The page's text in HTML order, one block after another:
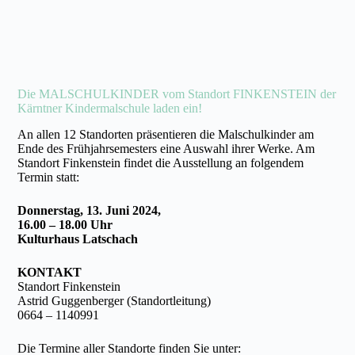
Die MALSCHULKINDER vom Standort FINKENSTEIN der
Kärntner Kindermalschule laden ein!
An allen 12 Standorten präsentieren die Malschulkinder am
Ende des Frühjahrsemesters eine Auswahl ihrer Werke. Am
Standort Finkenstein findet die Ausstellung an folgendem
Termin statt:
Donnerstag, 13. Juni 2024,
16.00 – 18.00 Uhr
Kulturhaus Latschach
KONTAKT
Standort Finkenstein
Astrid Guggenberger (Standortleitung)
0664 – 1140991
Die Termine aller Standorte finden Sie unter: